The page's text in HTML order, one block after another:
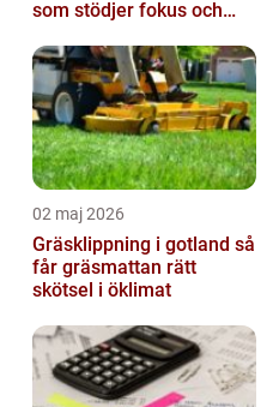
som stödjer fokus och
02 maj 2026
Gräsklippning i gotland så
får gräsmattan rätt
skötsel i öklimat